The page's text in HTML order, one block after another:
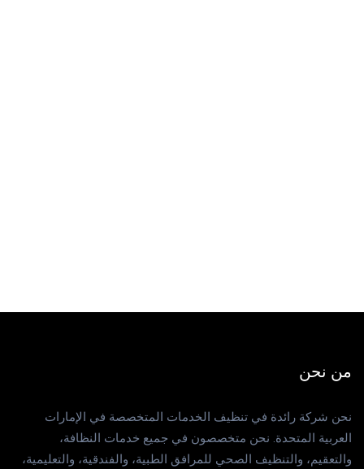
من نحن
نحن شركة رائدة في تنظيف الخدمات المتخصصة في الإمارات
العربية المتحدة. نحن متخصصون في جميع خدمات النظافة،
والتعقيم، والتنظيف الصحي للمرافق الطبية، والفندقية، والتعليمية،